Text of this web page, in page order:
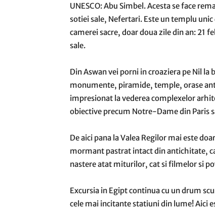
UNESCO: Abu Simbel. Acesta se face
sotiei sale, Nefertari. Este un templu
camerei sacre, doar doua zile din an: 21
sale.
Din Aswan vei porni in croaziera pe Nil
monumente, piramide, temple, orase
impresionat la vederea complexelor
obiective precum Notre-Dame din Paris
De aici pana la Valea Regilor mai este
mormant pastrat intact din antichitate,
nastere atat miturilor, cat si filmelor si
Excursia in Egipt continua cu un drum
cele mai incitante statiuni din lume! Aici